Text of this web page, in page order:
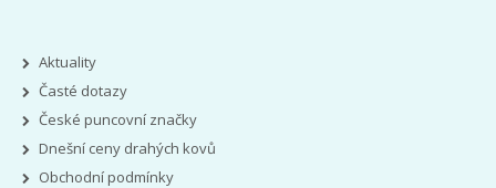
Aktuality
Časté dotazy
České puncovní značky
Dnešní ceny drahých kovů
Obchodní podmínky